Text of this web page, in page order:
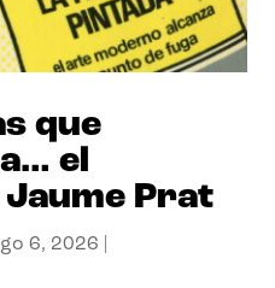
que
el
Prat
6, 2026